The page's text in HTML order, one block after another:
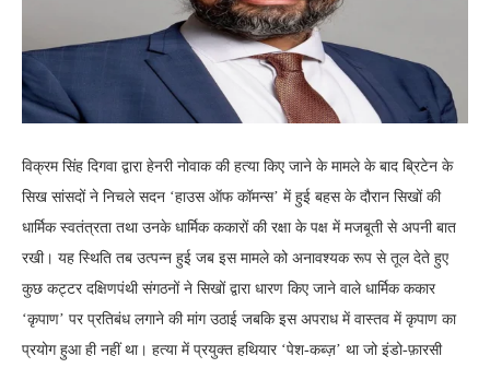
विक्रम सिंह दिगवा द्वारा हेनरी नोवाक की हत्या किए जाने के मामले के बाद ब्रिटेन के
सिख सांसदों ने निचले सदन ‘हाउस ऑफ कॉमन्स’ में हुई बहस के दौरान सिखों की
धार्मिक स्वतंत्रता तथा उनके धार्मिक ककारों की रक्षा के पक्ष में मजबूती से अपनी बात
रखी। यह स्थिति तब उत्पन्न हुई जब इस मामले को अनावश्यक रूप से तूल देते हुए
कुछ कट्टर दक्षिणपंथी संगठनों ने सिखों द्वारा धारण किए जाने वाले धार्मिक ककार
‘कृपाण’ पर प्रतिबंध लगाने की मांग उठाई जबकि इस अपराध में वास्तव में कृपाण का
प्रयोग हुआ ही नहीं था। हत्या में प्रयुक्त हथियार ‘पेश-कब्ज़’ था जो इंडो-फ़ारसी